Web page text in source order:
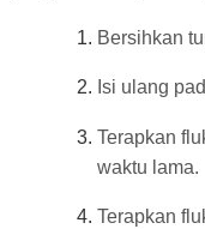
Bersihkan
Isi ulang
Terapkan
waktu lama.
Terapkan